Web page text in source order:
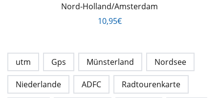
Nord-Holland/Amsterdam
10,95€
utm Gps Münsterland Nordsee
Niederlande ADFC Radtourenkarte